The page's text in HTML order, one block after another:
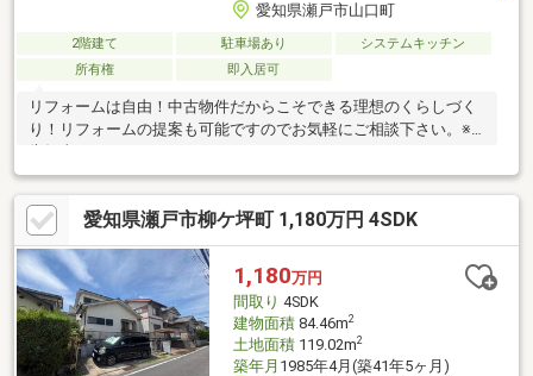
愛知県瀬戸市山口町
2階建て 駐車場あり
システムキッチン
所有権
即入居可
リフォームは自由！中古物件だからこそできる理想のくらしづく
り！リフォームの提案も可能ですのでお気軽にご相談下さい。※
愛知県瀬戸市柳ケ坪町 1,180万円 4SDK
1,180万円
間取り 4SDK
建物面積84.46m2
土地面積119.02m2
築年月 1985年4月(築41年5ヶ月)